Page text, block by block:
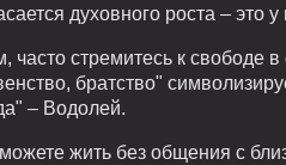
духовного роста – это у
стремитесь к свободе
братство"
– Водолей.
жить без общения с